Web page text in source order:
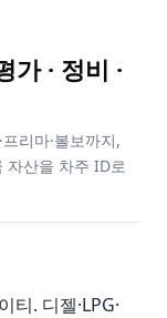
· 정비 ·
프리마·볼보까지,
자산을 차주 ID로
. 디젤·LPG·